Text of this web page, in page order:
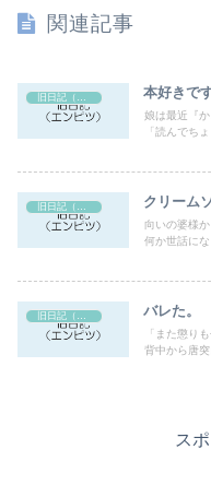
関連記事
旧日記（エンピツ） 本好きで
娘は最近『
「読んでち
旧日記（エンピツ） クリーム
向いの婆様
何か世話に
バレた。
「また懲り
背中から唐
ス